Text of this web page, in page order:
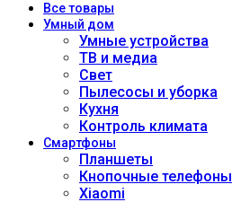
Всетовары
Умный дом
Умные устройства
ТВ и медиа
Свет
Пылесосы и уборка
Кухня
Контроль климата
Смартфоны
Планшеты
Кнопочные телефоны
Xiaomi